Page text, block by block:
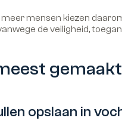
mensen kiezen
de veiligheid,
opslaan in